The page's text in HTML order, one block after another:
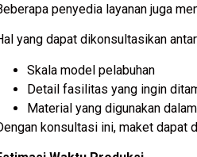
penyedia layanan juga
yang dapat dikonsultasikan
Skala model pelabuhan
Detail fasilitas yang ingin
Material yang digunakan
konsultasi ini, maket dapat